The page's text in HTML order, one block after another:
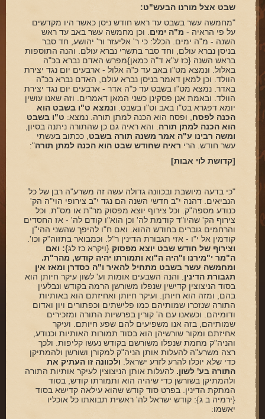
שבט אצל מורנו הבעש"ט:
"מחמשה עשר בשבט עד ראש חודש ניסן כאשר היו מקדשים
על פי הראיה - מ"ה ימים. וכן מחמשה עשר באב עד ראש
השנה - מ"ה ימים. הכלל: כי ר' אליעזר ור' יהושע, חד סבר
בניסן נברא עולם, וחד סבר בתשרי נברא עולם. והנה התוספות
בראש השנה {כז ע"א ד"ה כמאן}מפרש האדם נברא בכ"ה
באלול. ונמצא מט"ו באב עד כ"ה אלול - ארבעים יום נגד יצירת
הוולד. וכן למאן דאמר בניסן נברא עולם, האדם נברא בכ"ה
באדר. נמצא מט"ו בשבט עד כ"ה אדר - ארבעים יום נגד יצירת
הוולד. ובאמת אנן פסקינן כשני המאן דאמרים. וזה שאנו עושין
יומא דפגרא בט"ו באב וט"ו בשבט. ונמצא ט"ו בשבט הוא
הכנה לפסח, ופסח הוא הכנה למתן תורה. נמצא: ט"ו בשבט
הוא הכנה למתן תורה. והא ראיה גם כן שהתורה ניתנה בסיון,
ומשה רבינו ע"ה אמר משנה תורה בשבט, ככתוב בעשתי
עשר חודש. הרי ראיה שחודש שבט הוא הכנה למתן תורה":
[קדושת לוי אבות]
"כי בדעה מיושבת ובכוונה גדולה עשה זה משרע"ה רבן של כל
הנביאים. דהנה י"ב חדשי השנה הם נגד י"ב צירופי הוי"ה הק'
כנודע מספה"ק. וכל צירוף יוצא מפסוק מר"ת או מס"ת. וכל
צירוף הק' שהיו"ד קודמת לה' וכן הוא"ו קודם לה' - אז החסדים
והרחמים גוברים בחודש ההוא. ואם ח"ו להיפך שהשני ההי"ן
קודמין אל י"ו - אזי תגבורת הדינין ר"ל. וכמבואר בתזוה"ק וכו'.
וצירוף של חודש שבט יוצא מפסוק {ויקרא כז לג}: ואם
ה"מר י"מירנו ו"היה ה"וא ותמורתו יהיה קודש, מהר"ת.
ומחמשה עשר בשבט מתחיל להאיר ו"ה כסדרן ומאז אין
תגבורת הדינין. והנה השבעים אומות וע' לשון עיקר חיותן הוא
בסוד הניצוצין קדישין שנפלו משורשן הרמה בקודש ונבלעין
בהם, ומזה הוא חיותן. ועיקר חיותן ואחיזתם הוא באותיות
התורה שנזכרו שמותיהם כמו פלישתים וכפתורים ויון ואדום
ודומיהם. וכשאנו עם ה' קורין בפרשיות התורה ומזכירים
שמותיהם, בזה אנו משפיעים להם שפע חיותם. ועיקר
אחיזתם ומקור שורשיהן הוא בסוד תמורות האותיות וכנודע,
והניה"ק מחמת שנפלו משורשם בקודש נעשו קליפות. ולכך
רצה משרע"ה להעלות אותן הניה"ק למקורן ושורשן ולהמתיקן
כדי שלא יוכלו להרע לזרע ישראל. ולכוונה זו העתיק את
התורה בע' לשון. להעלות אותן הניצוצין לעיקר אותיות התורה
ולהמתיקן בשורשן כדי שיהיה הוא ותמורתו קודש, בסוד
המתקת הדינין. בפרט סוד קודש שהוא עילאה קדישא בסוד
{ירמיה ב ג}: קודש ישראל לה' ראשית תבואתו כל אוכליו
יאשמו: